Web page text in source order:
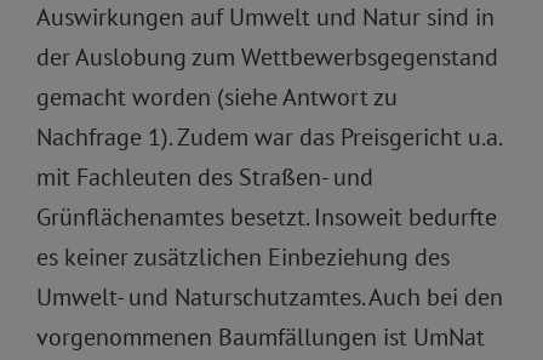
Auswirkungen auf Umwelt und Natur sind in
der Auslobung zum Wettbewerbsgegenstand
gemacht worden (siehe Antwort zu
Nachfrage 1). Zudem war das Preisgericht u.a.
mit Fachleuten des Straßen- und
Grünflächenamtes besetzt. Insoweit bedurfte
es keiner zusätzlichen Einbeziehung des
Umwelt- und Naturschutzamtes. Auch bei den
vorgenommenen Baumfällungen ist UmNat